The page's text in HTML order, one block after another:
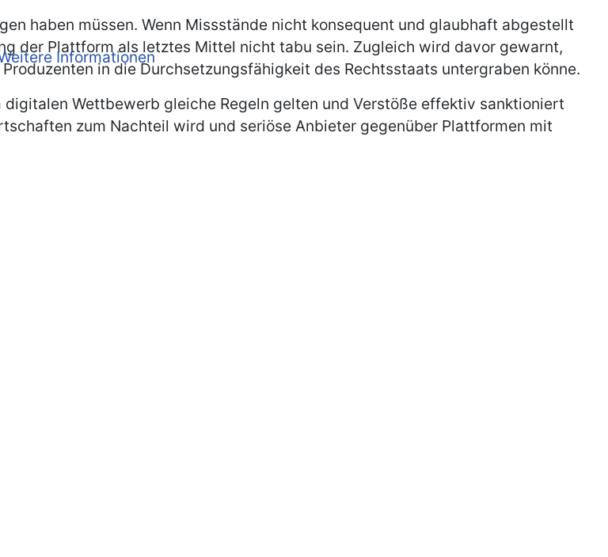
haben müssen. Wenn Missstände nicht konsequent und glaubhaft abgestellt
der Plattform als letztes Mittel nicht tabu sein. Zugleich wird davor gewarnt,
in die Durchsetzungsfähigkeit des Rechtsstaats untergraben könne.
Wettbewerb gleiche Regeln gelten und Verstöße effektiv sanktioniert
zum Nachteil wird und seriöse Anbieter gegenüber Plattformen mit
Informationen